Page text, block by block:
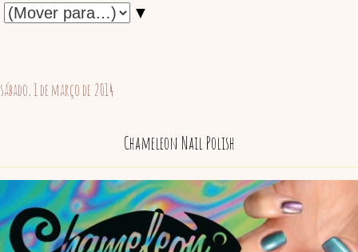
▼
sábado, 1 de março de 2014
Chameleon Nail Polish